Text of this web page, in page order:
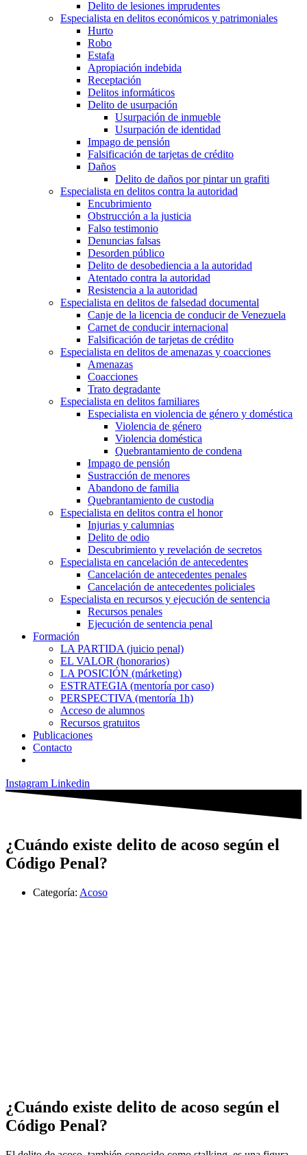
Delito de lesiones imprudentes
Especialista en delitos económicos y patrimoniales
Hurto
Robo
Estafa
Apropiación indebida
Receptación
Delitos informáticos
Delito de usurpación
Usurpación de inmueble
Usurpación de identidad
Impago de pensión
Falsificación de tarjetas de crédito
Daños
Delito de daños por pintar un grafiti
Especialista en delitos contra la autoridad
Encubrimiento
Obstrucción a la justicia
Falso testimonio
Denuncias falsas
Desorden público
Delito de desobediencia a la autoridad
Atentado contra la autoridad
Resistencia a la autoridad
Especialista en delitos de falsedad documental
Canje de la licencia de conducir de Venezuela
Carnet de conducir internacional
Falsificación de tarjetas de crédito
Especialista en delitos de amenazas y coacciones
Amenazas
Coacciones
Trato degradante
Especialista en delitos familiares
Especialista en violencia de género y doméstica
Violencia de género
Violencia doméstica
Quebrantamiento de condena
Impago de pensión
Sustracción de menores
Abandono de familia
Quebrantamiento de custodia
Especialista en delitos contra el honor
Injurias y calumnias
Delito de odio
Descubrimiento y revelación de secretos
Especialista en cancelación de antecedentes
Cancelación de antecedentes penales
Cancelación de antecedentes policiales
Especialista en recursos y ejecución de sentencia
Recursos penales
Ejecución de sentencia penal
Formación
LA PARTIDA (juicio penal)
EL VALOR (honorarios)
LA POSICIÓN (márketing)
ESTRATEGIA (mentoría por caso)
PERSPECTIVA (mentoría 1h)
Acceso de alumnos
Recursos gratuitos
Publicaciones
Contacto
Instagram Linkedin
¿Cuándo existe delito de acoso según el
Código Penal?
Categoría: Acoso
¿Cuándo existe delito de acoso según el
Código Penal?